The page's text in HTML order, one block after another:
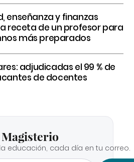
enseñanza y finanzas
receta de un profesor para
más preparados
adjudicadas el 99 % de
de docentes
educación, cada día en tu correo.